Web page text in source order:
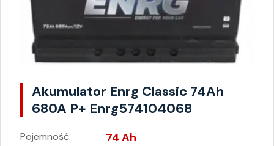
Akumulator Enrg Classic 74Ah
680A P+ Enrg574104068
Pojemność: 74 Ah